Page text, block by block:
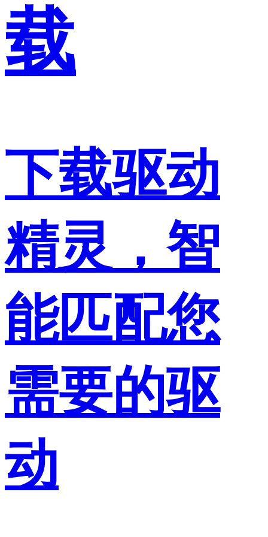
载
下载驱动
精灵，智
能匹配您
需要的驱
动